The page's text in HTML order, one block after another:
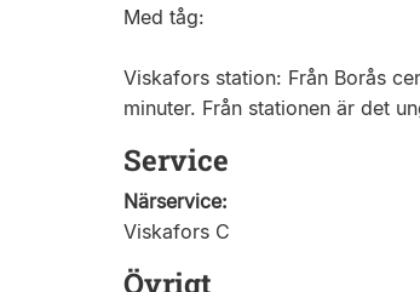
Med tåg:
Viskafors station: Från Borås
minuter. Från stationen är det
Service
Närservice:
Viskafors C
Övrigt